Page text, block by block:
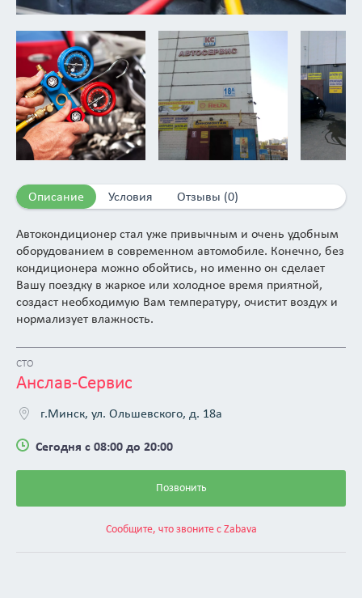
Описание Условия Отзывы (0)
Автокондиционер стал уже привычным и очень удобным
оборудованием в современном автомобиле. Конечно, без
кондиционера можно обойтись, но именно он сделает
Вашу поездку в жаркое или холодное время приятной,
создаст необходимую Вам температуру, очистит воздух и
нормализует влажность.
могут сократить срок его службы. Для того, чтобы
кондиционер прослужил долго и исправно, его нужно
правильно эксплуатировать, проводить
диагностику, ремонт автокондиционера и заправку
Своевременная диагностика позволит обнаружить
неисправность системы вовремя и предупредить ее
серьезные последствия, а также сэкономить деньги и
нервы. Регулярной и своевременной должна быть и
заправка автомобильных кондиционеров.
СТО
Анслав-Сервис
г.Минск, ул. Ольшевского, д. 18а
Сегодня с 08:00 до 20:00
Позвонить
Сообщите, что звоните с Zabava